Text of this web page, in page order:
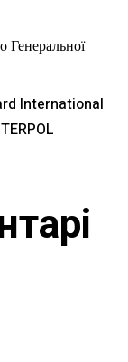
Генеральної
International